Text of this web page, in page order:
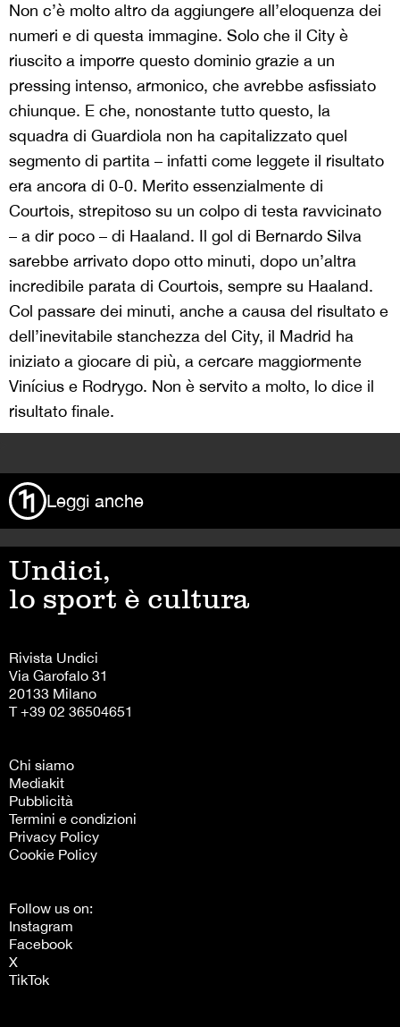
Non c’è molto altro da aggiungere all’eloquenza dei
numeri e di questa immagine. Solo che il City è
riuscito a imporre questo dominio grazie a un
pressing intenso, armonico, che avrebbe asfissiato
chiunque. E che, nonostante tutto questo, la
squadra di Guardiola non ha capitalizzato quel
segmento di partita – infatti come leggete il risultato
era ancora di 0-0. Merito essenzialmente di
Courtois, strepitoso su un colpo di testa ravvicinato
– a dir poco – di Haaland. Il gol di Bernardo Silva
sarebbe arrivato dopo otto minuti, dopo un’altra
incredibile parata di Courtois, sempre su Haaland.
Col passare dei minuti, anche a causa del risultato e
dell’inevitabile stanchezza del City, il Madrid ha
iniziato a giocare di più, a cercare maggiormente
Vinícius e Rodrygo. Non è servito a molto, lo dice il
risultato finale.
Leggi anche
Undici,
lo sport è cultura
Rivista Undici
Via Garofalo 31
20133 Milano
T +39 02 36504651
Chi siamo
Mediakit
Pubblicità
Termini e condizioni
Privacy Policy
Cookie Policy
Follow us on:
Instagram
Facebook
X
TikTok